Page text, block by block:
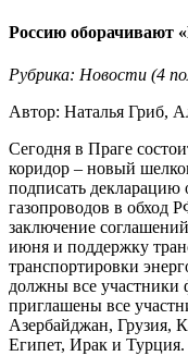
Россию оборачивают
Рубрика: Новости (4
Автор: Наталья Гриб,
Сегодня в Праге
коридор – новый
подписать декларацию
газопроводов в обход
заключение
июня и поддержку
транспортировки
должны все
приглашены все
Азербайджан, Грузия,
Египет, Ирак и Турция.